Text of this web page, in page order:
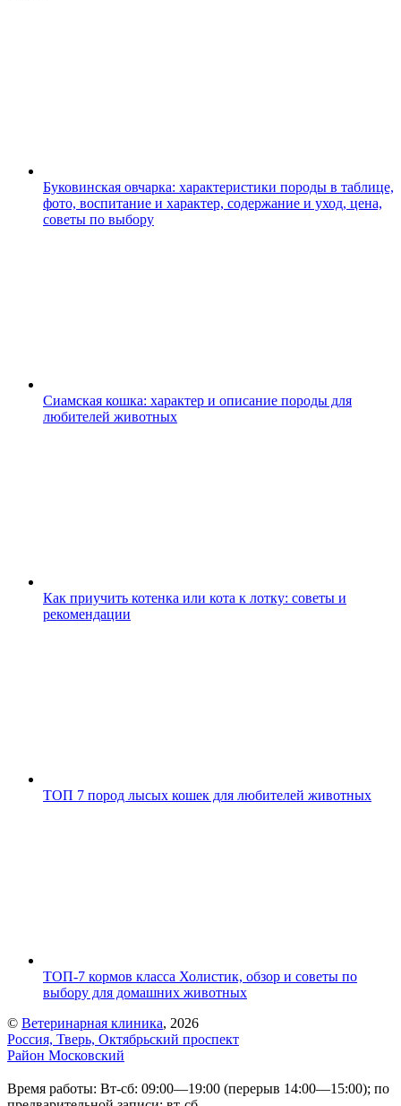
Буковинская овчарка: характеристики породы в таблице,
фото, воспитание и характер, содержание и уход, цена,
советы по выбору
Сиамская кошка: характер и описание породы для
любителей животных
Как приучить котенка или кота к лотку: советы и
рекомендации
ТОП 7 пород лысых кошек для любителей животных
ТОП-7 кормов класса Холистик, обзор и советы по
выбору для домашних животных
© Ветеринарная клиника, 2026
Россия, Тверь, Октябрьский проспект
Район Московский
Время работы: Вт-сб: 09:00—19:00 (перерыв 14:00—15:00); по